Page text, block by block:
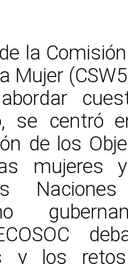
la
Mujer
se centró
de los
mujeres
y los